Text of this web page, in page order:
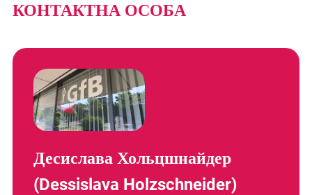
КОНТАКТНА ОСОБА
Десислава Хольцшнайдер
(Dessislava Holzschneider)